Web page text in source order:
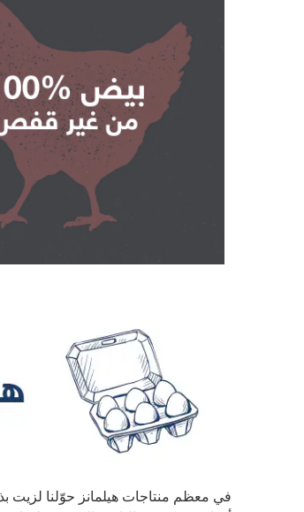
في معظم منتاجات هيلمانز حوّلنا لزيت